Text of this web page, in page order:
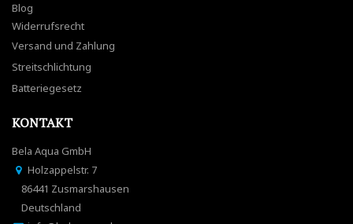
Blog
Widerrufsrecht
Versand und Zahlung
Streitschlichtung
Batteriegesetz
KONTAKT
Bela Aqua GmbH
Holzappelstr. 7
86441 Zusmarshausen
Deutschland